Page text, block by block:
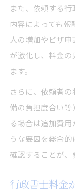
また、依頼する
内容によっても報
人の増加やビザ
が激化し、料金の
ます。
さらに、依頼者
備の負担度合い
る場合は追加費用
うな要因を総合
確認することが、
行政書士料金